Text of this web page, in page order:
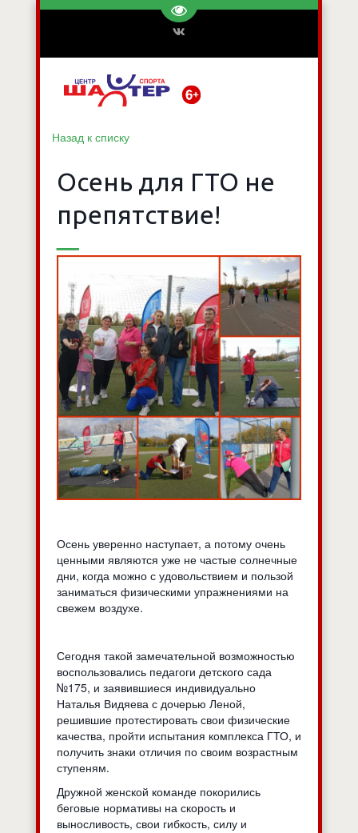
Перейти на версию для
Назад к списку
Осень для ГТО не
препятствие!
Осень уверенно наступает, а потому очень
ценными являются уже не частые солнечные
дни, когда можно с удовольствием и пользой
заниматься физическими упражнениями на
свежем воздухе.
Сегодня такой замечательной возможностью
воспользовались педагоги детского сада
№175, и заявившиеся индивидуально
Наталья Видяева с дочерью Леной,
решившие протестировать свои физические
качества, пройти испытания комплекса ГТО, и
получить знаки отличия по своим возрастным
ступеням.
Дружной женской команде покорились
беговые нормативы на скорость и
выносливость, свои гибкость, силу и